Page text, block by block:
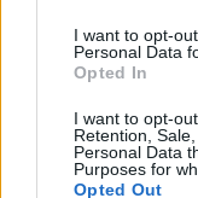
I want to opt-
Personal Data
Opted In
I want to opt-
Retention,
Personal Data
Purposes for
Opted Out
Panthera 5.
Ránk zúdultak
FilmBaráth•2022. január